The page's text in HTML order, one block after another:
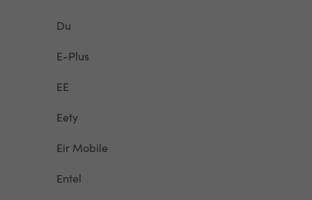
Du
E-Plus
EE
Eety
Eir Mobile
Entel